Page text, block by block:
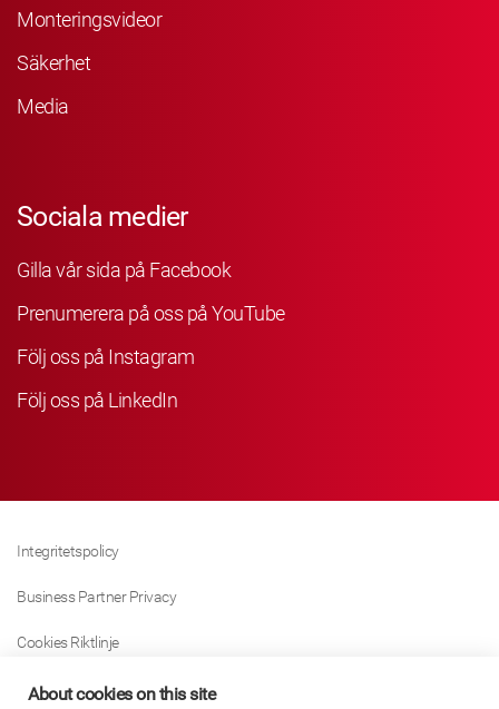
Monteringsvideor
Säkerhet
Media
Sociala medier
Gilla vår sida på Facebook
Prenumerera på oss på YouTube
Följ oss på Instagram
Följ oss på LinkedIn
Integritetspolicy
Business Partner Privacy
Cookies Riktlinje
Modern Slavery Act Policy
About cookies on this site